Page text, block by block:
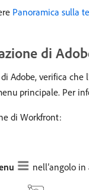
Panoramica sulla
di
Adobe, verifica
principale. Per
di Workfront:
nell’angolo